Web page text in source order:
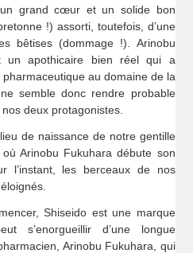
grand cœur et un solide bon
!) assorti, toutefois, d’une
bêtises (dommage !). Arinobu
un apothicaire bien réel qui a
au domaine de la
semble donc rendre probable
deux protagonistes.
de naissance de notre gentille
Arinobu Fukuhara débute son
l’instant, les berceaux de nos
Shiseido est une marque
s’enorgueillir d’une longue
Arinobu Fukuhara, qui